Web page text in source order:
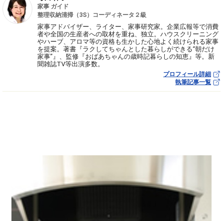
家事 ガイド
整理収納清掃（3S）コーディネータ２級
家事アドバイザー、ライター、家事研究家。企業広報等で消費
者や全国の生産者への取材を重ね、独立。ハウスクリーニング
やハーブ、アロマ等の資格も生かした心地よく続けられる家事
を提案。著書『ラクしてちゃんとした暮らしができる“朝だけ
家事”』、監修『おばあちゃんの歳時記暮らしの知恵』等。新
聞雑誌TV等出演多数。
プロフィール詳細
執筆記事一覧